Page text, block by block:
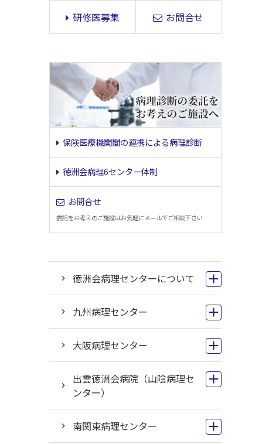
研修医募集 お問合せ
保険医療機関間の連携による病理診断
徳洲会病理6センター体制
お問合せ
委託をお考えのご施設はお気軽にメールでご相談下さい
徳洲会病理センターについて
九州病理センター
大阪病理センター
出雲徳洲会病院（山陰病理セ
ンター）
南関東病理センター